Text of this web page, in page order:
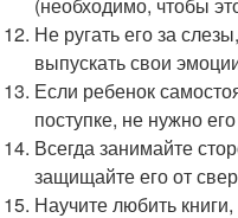
Не ругать его за
выпускать свои
Если ребенок
поступке, не нужно
Всегда занимайте
защищайте его от
Научите любить